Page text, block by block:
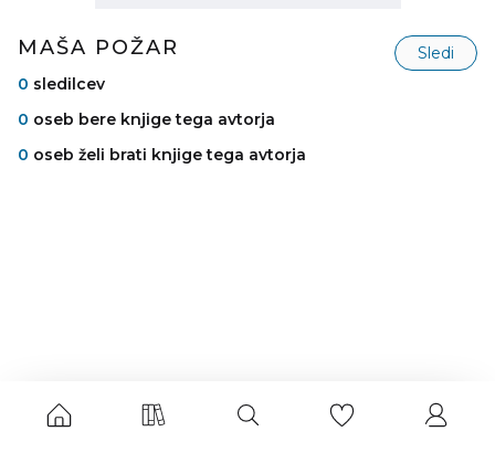
MAŠA POŽAR
Sledi
0 sledilcev
0 oseb bere knjige tega avtorja
0 oseb želi brati knjige tega avtorja